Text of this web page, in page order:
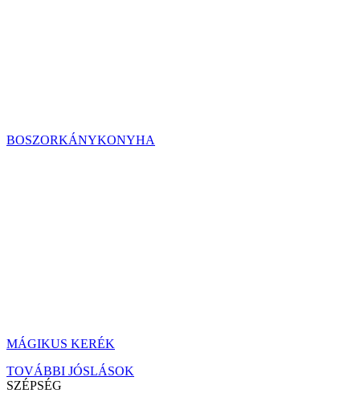
BOSZORKÁNYKONYHA
MÁGIKUS KERÉK
TOVÁBBI JÓSLÁSOK
SZÉPSÉG